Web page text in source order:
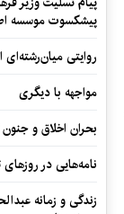
پیشکسوت موسسه
روایتی
مواجهه با دیگری
بحران اخلاق و
نامه‌هایی در
زندگی و زمانه